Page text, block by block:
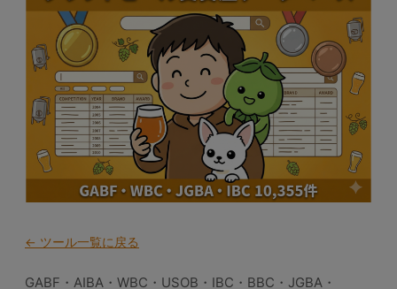
← ツール一覧に戻る
GABF・AIBA・WBC・USOB・IBC・BBC・JGBA・